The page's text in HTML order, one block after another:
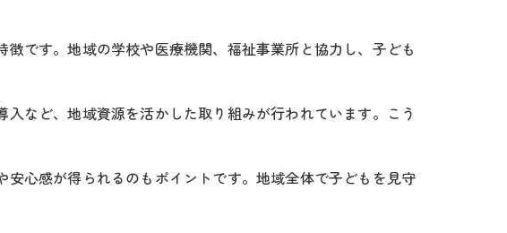
スの比較法
です。地域の学校や医療機関、福祉事業所と協力し、子ども
など、地域資源を活かした取り組みが行われています。こう
心感が得られるのもポイントです。地域全体で子どもを見守